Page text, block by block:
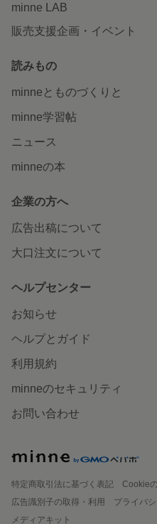
minne LAB
販売支援企画・イベント
読みもの
minneとものづくりと
minne学習帖
ニュース
minneの本
企業の方へ
広告出稿について
大口注文について
ヘルプセンター
お知らせ
ヘルプとガイド
利用規約
minneのセキュリティ
お問い合わせ
特定商取引法に基づく表記
Cookie
広告識別子の取得・利用
プライバ
メディアキット